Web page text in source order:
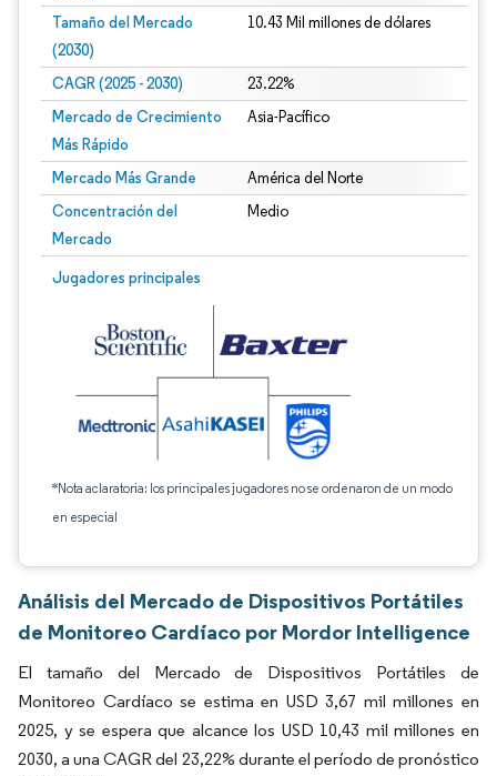
Tamaño del Mercado
(2030)
10.43 Mil millones de dólares
CAGR (2025 - 2030) 23.22%
Mercado de Crecimiento
Más Rápido
Asia-Pacífico
Mercado Más Grande América del Norte
Concentración del
Mercado
Medio
Jugadores principales
*Nota aclaratoria: los principales jugadores no se ordenaron de un modo
en especial
Análisis del Mercado de Dispositivos Portátiles
de Monitoreo Cardíaco por Mordor Intelligence
El tamaño del Mercado de Dispositivos Portátiles de
Monitoreo Cardíaco se estima en USD 3,67 mil millones en
2025, y se espera que alcance los USD 10,43 mil millones en
2030, a una CAGR del 23,22% durante el período de pronóstico